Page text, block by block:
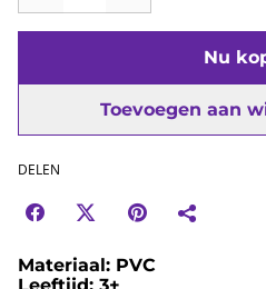
Nu
Toevoegen aan
DELEN
Materiaal: PVC